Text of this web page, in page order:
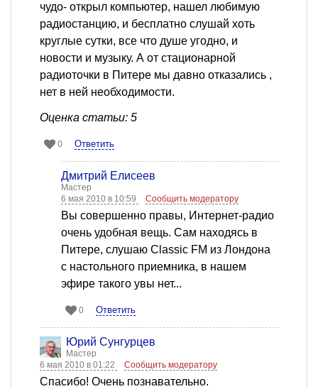
чудо- открыл компьютер, нашел любимую
радиостанцию, и бесплатно слушай хоть
круглые сутки, все что душе угодно, и
новости и музыку. А от стационарной
радиоточки в Питере мы давно отказались ,
нет в ней необходимости.
Оценка статьи: 5
0 Ответить
Дмитрий Елисеев
Мастер
6 мая 2010 в 10:59
Сообщить модератору
Вы совершенно правы, Интернет-радио
очень удобная вещь. Сам находясь в
Питере, слушаю Classic FM из Лондона
с настольного приемника, в нашем
эфире такого увы нет...
0 Ответить
Юрий Сунгурцев
Мастер
6 мая 2010 в 01:22
Сообщить модератору
Спасибо! Очень познавательно.